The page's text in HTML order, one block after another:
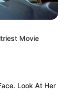
Movie
Look At Her